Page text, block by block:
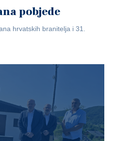
pobjede
hrvatskih branitelja i 31.